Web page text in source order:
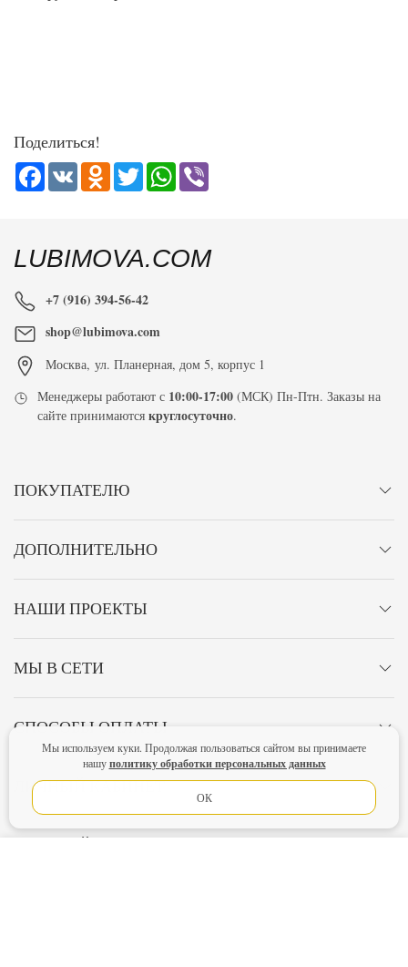
Поделиться!
Facebook
VK Odnoklassniki
TwitterWhatsApp
LUBIMOVA.COM
+7 (916) 394-56-42
shop@lubimova.com
Москва, ул. Планерная, дом 5, корпус 1
Менеджеры работают с 10:00-17:00 (МСК) Пн-Птн. Заказы на
сайте принимаютсякруглосуточно.
ПОКУПАТЕЛЮ
ДОПОЛНИТЕЛЬНО
НАШИ ПРОЕКТЫ
МЫ В СЕТИ
СПОСОБЫ ОПЛАТЫ
ЛИЧНЫЙ КАБИНЕТ
Мы используем куки. Продолжая пользоваться сайтом вы принимаете
нашуполитику обработки персональных данных
ОК